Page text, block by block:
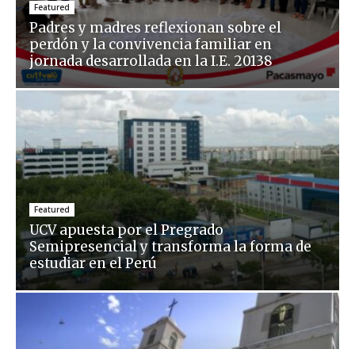
Featured
Padres y madres reflexionan sobre el
perdón y la convivencia familiar en
jornada desarrollada en la I.E. 20138
Featured
UCV apuesta por el Pregrado
Semipresencial y transforma la forma de
estudiar en el Perú